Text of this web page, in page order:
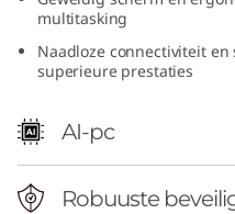
M
a
multitasking
Naadloze connectiviteit
superieure prestaties
AI-pc
Robuuste